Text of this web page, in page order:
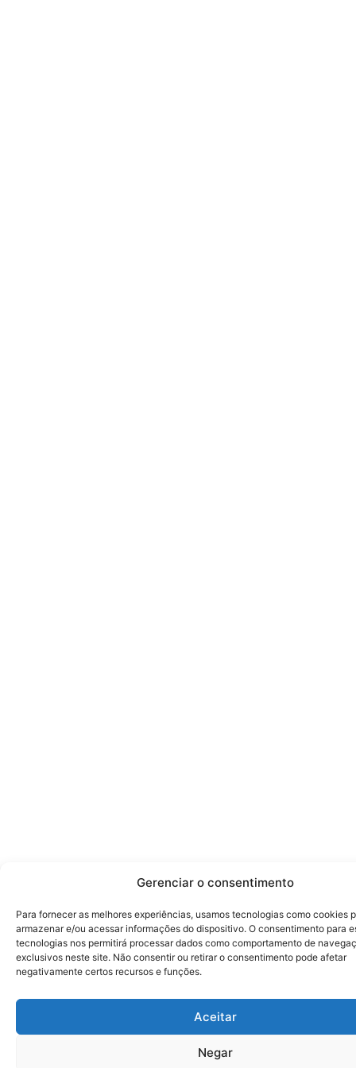
Gerenciar o consentimento
Para fornecer as melhores experiências, usamos tecnologias como cookies
armazenar e/ou acessar informações do dispositivo. O consentimento para
tecnologias nos permitirá processar dados como comportamento de
exclusivos neste site. Não consentir ou retirar o consentimento pode afetar
negativamente certos recursos e funções.
Aceitar
Negar